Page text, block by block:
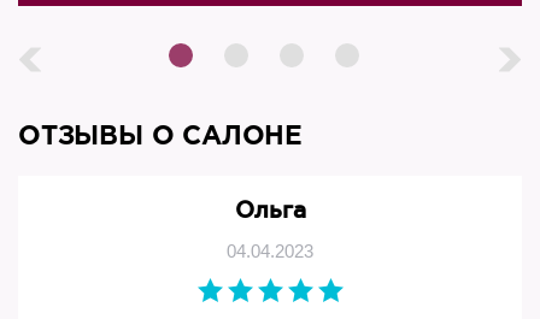
ОТЗЫВЫ О САЛОНЕ
Ольга
04.04.2023